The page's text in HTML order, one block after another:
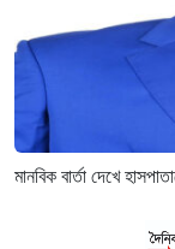
মানবিক বার্তা দেখে